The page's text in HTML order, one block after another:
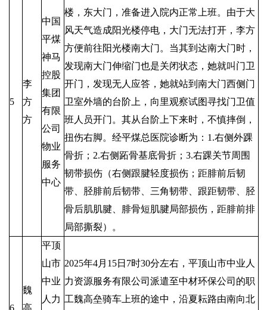
5
李
方
方
中国
平煤
神马
控股
集团
有限
公司
物业
服务
中心
楼，东大门，准备进入院内正常上班。由于大
风天气造成阳光楼停电，大门无法打开，李方
方便前往阳光楼南大门。当其到达南大门时，
发现南大门伸缩门也是关闭状态，她就叫门卫
开门，发现无人应答，她就站到南大门西侧门
卫室外墙的台阶上，向里观察试图寻找门卫值
班人员开门。其从台阶上下来时，不慎摔倒，
扭伤右脚。经平煤总医院诊断为：1.右侧外踝
骨折；2.右侧跖骨基底骨折；3.右踝关节周围
韧带损伤（右侧跟腱轻度损伤；距腓前后韧
带、胫腓前后韧带、三角韧带、跟距韧带、胫
骨后肌肌腱、腓骨短肌腱局部损伤，距腓前排
局部撕裂）。
6
魏
高
平顶
山市
中业
人力
2025年4月15日7时30分左右，平顶山市中业人
力资源服务有限公司派遣至中材环保公司的职
工魏高垒骑车上班的途中，沿夏耘路由南向北